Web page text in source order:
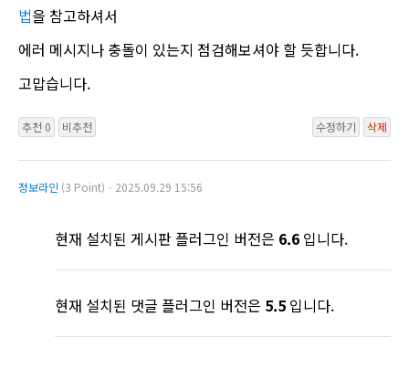
법을 참고하셔서
에러 메시지나 충돌이 있는지 점검해보셔야 할 듯합니다.
고맙습니다.
추천 0 비추천 수정하기 삭제
정보라인 (3 Point)ㆍ2025.09.29 15:56
현재 설치된 게시판 플러그인 버전은 6.6 입니다.
현재 설치된 댓글 플러그인 버전은 5.5 입니다.